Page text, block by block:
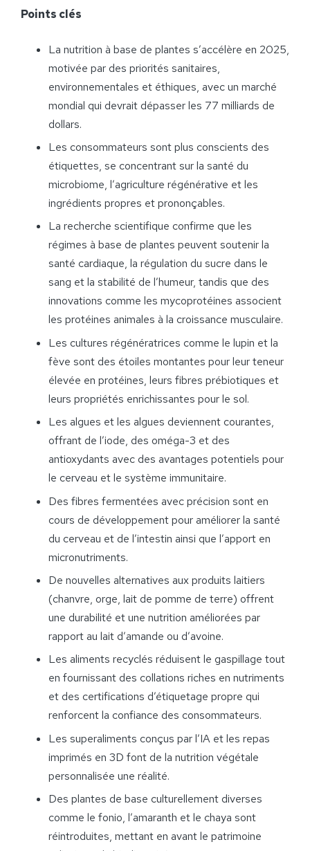
Points clés
La nutrition à base de plantes s’accélère en 2025,
motivée par des priorités sanitaires,
environnementales et éthiques, avec un marché
mondial qui devrait dépasser les 77 milliards de
dollars.
Les consommateurs sont plus conscients des
étiquettes, se concentrant sur la santé du
microbiome, l’agriculture régénérative et les
ingrédients propres et prononçables.
La recherche scientifique confirme que les
régimes à base de plantes peuvent soutenir la
santé cardiaque, la régulation du sucre dans le
sang et la stabilité de l’humeur, tandis que des
innovations comme les mycoprotéines associent
les protéines animales à la croissance musculaire.
Les cultures régénératrices comme le lupin et la
fève sont des étoiles montantes pour leur teneur
élevée en protéines, leurs fibres prébiotiques et
leurs propriétés enrichissantes pour le sol.
Les algues et les algues deviennent courantes,
offrant de l’iode, des oméga-3 et des
antioxydants avec des avantages potentiels pour
le cerveau et le système immunitaire.
Des fibres fermentées avec précision sont en
cours de développement pour améliorer la santé
du cerveau et de l’intestin ainsi que l’apport en
micronutriments.
De nouvelles alternatives aux produits laitiers
(chanvre, orge, lait de pomme de terre) offrent
une durabilité et une nutrition améliorées par
rapport au lait d’amande ou d’avoine.
Les aliments recyclés réduisent le gaspillage tout
en fournissant des collations riches en nutriments
et des certifications d’étiquetage propre qui
renforcent la confiance des consommateurs.
Les superaliments conçus par l’IA et les repas
imprimés en 3D font de la nutrition végétale
personnalisée une réalité.
Des plantes de base culturellement diverses
comme le fonio, l’amaranth et le chaya sont
réintroduites, mettant en avant le patrimoine